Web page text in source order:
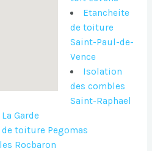
Etancheite
de toiture
Saint-Paul-de-
Vence
Isolation
des combles
Saint-Raphael
Garde
toiture Pegomas
Rocbaron